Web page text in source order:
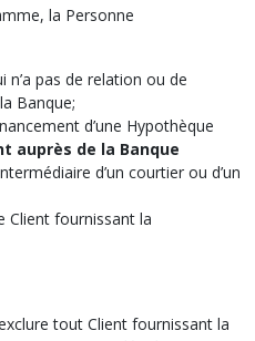
la Personne
n’a pas de relation ou de
Banque;
d’une Hypothèque
auprès de la Banque
d’un courtier ou d’un
Client fournissant la
tout Client fournissant la